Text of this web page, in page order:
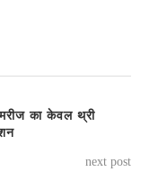
का केवल थ्री
next post